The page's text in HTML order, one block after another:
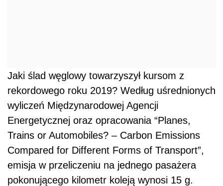
Jaki ślad węglowy towarzyszył kursom z
rekordowego roku 2019? Według uśrednionych
wyliczeń Międzynarodowej Agencji
Energetycznej oraz opracowania “Planes,
Trains or Automobiles? – Carbon Emissions
Compared for Different Forms of Transport”,
emisja w przeliczeniu na jednego pasażera
pokonującego kilometr koleją wynosi 15 g.